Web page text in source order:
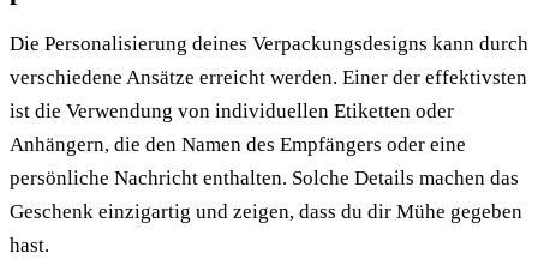
Die Personalisierung deines Verpackungsdesigns kann durch
verschiedene Ansätze erreicht werden. Einer der effektivsten
ist die Verwendung von individuellen Etiketten oder
Anhängern, die den Namen des Empfängers oder eine
persönliche Nachricht enthalten. Solche Details machen das
Geschenk einzigartig und zeigen, dass du dir Mühe gegeben
hast.